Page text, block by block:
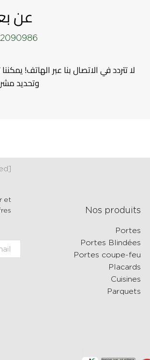
عن
لا تتردد في الاتصال بنا عبر الهاتف!
وتحديد
Nos produits
Portes
Portes Blindées
Portes coupe-feu
Placards
Cuisines
Parquets
[instagram-feed]
et